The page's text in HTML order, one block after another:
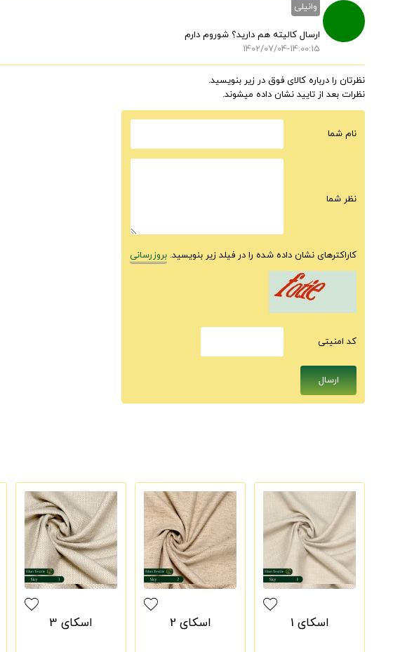
وانیلی
ارسال کالیته هم دارید؟ شوروم دارم
1402/07/04-14:00:15
نظرتان را درباره کالای فوق در زیر بنویسید.
نظرات بعد از تایید نشان داده میشوند.
نام شما
نظر شما
کاراکترهای نشان داده شده را در فیلد زیر بنویسید. بروزرسانی
كد امنيتى
اسکای 1 اسکای 2 اسکای 3